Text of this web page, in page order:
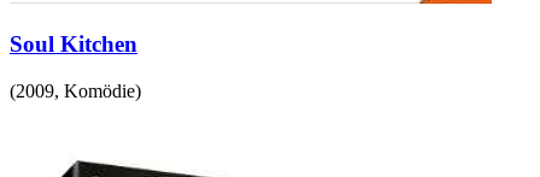
Soul Kitchen
(2009, Komödie)